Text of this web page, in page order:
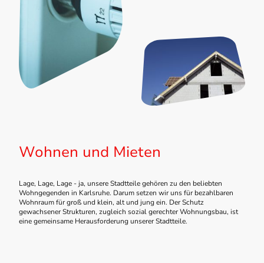
Wohnen und Mieten
Lage, Lage, Lage - ja, unsere Stadtteile gehören zu den beliebten
Wohngegenden in Karlsruhe. Darum setzen wir uns für bezahlbaren
Wohnraum für groß und klein, alt und jung ein. Der Schutz
gewachsener Strukturen, zugleich sozial gerechter Wohnungsbau, ist
eine gemeinsame Herausforderung unserer Stadtteile.